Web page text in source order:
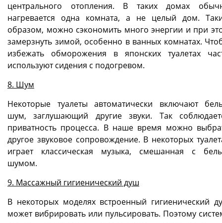
центрального отопления. В таких домах
нагревается одна комната, а не целый дом.
образом, можно сэкономить много энергии и при
замерзнуть зимой, особенно в ванных комнатах.
избежать обморожения в японских туалетах
используют сидения с подогревом.
8. Шум
Некоторые туалеты автоматически включают
шум, заглушающий другие звуки. Так
приватность процесса. В наше время можно
другое звуковое сопровождение. В некоторых
играет классическая музыка, смешанная с
шумом.
9. Массажный гигиенический душ
В некоторых моделях встроенный гигиенический
может вибрировать или пульсировать. Поэтому